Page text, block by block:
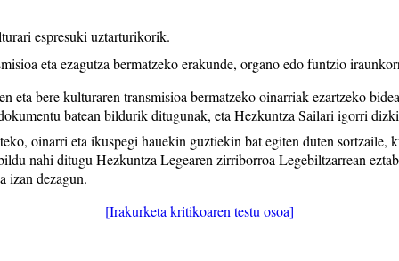
espresuki uztarturikorik.
eta ezagutza bermatzeko erakunde, organo edo funtzio
bere kulturaren transmisioa bermatzeko oinarriak ezartzeko
batean bildurik ditugunak, eta Hezkuntza Sailari igorri
oinarri eta ikuspegi hauekin guztiekin bat egiten duten sortzaile,
nahi ditugu Hezkuntza Legearen zirriborroa Legebiltzarrean
izan dezagun.
[Irakurketa kritikoaren testu osoa]